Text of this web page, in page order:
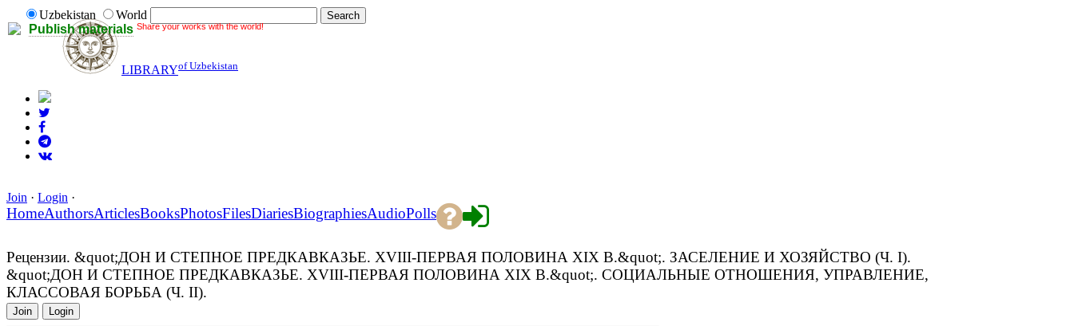
Publish materials Share your works with the world!
Uzbekistan World
LIBRARYof Uzbekistan
Join · Login ·
HomeAuthorsArticlesBooksPhotosFilesDiariesBiographiesAudioPolls
Рецензии. &quot;ДОН И СТЕПНОЕ ПРЕДКАВКАЗЬЕ. XVIII-ПЕРВАЯ ПОЛОВИНА XIX В.&quot;. ЗАСЕЛЕНИЕ И ХОЗЯЙСТВО (Ч. I).
&quot;ДОН И СТЕПНОЕ ПРЕДКАВКАЗЬЕ. XVIII-ПЕРВАЯ ПОЛОВИНА XIX В.&quot;. СОЦИАЛЬНЫЕ ОТНОШЕНИЯ, УПРАВЛЕНИЕ,
КЛАССОВАЯ БОРЬБА (Ч. II).
Join Login